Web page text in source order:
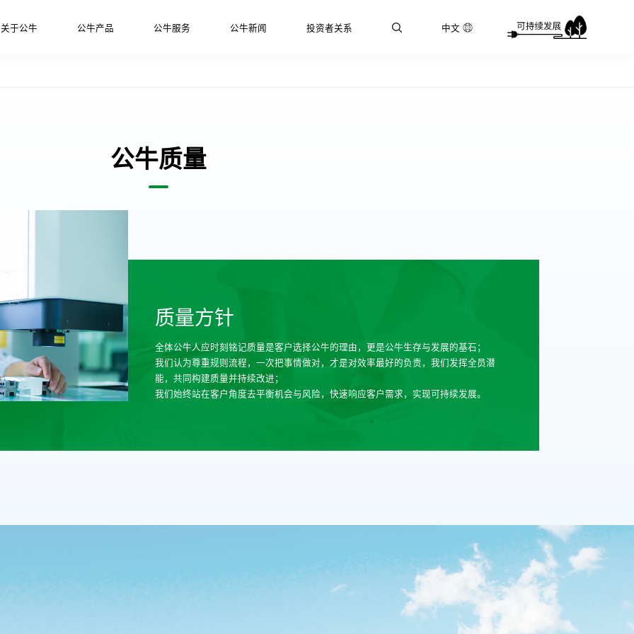
关于公牛 公牛产品 公牛服务 公牛新闻 投资者关系 中文
公牛质量
质量方针
全体公牛人应时刻铭记质量是客户选择公牛的理由，更是公牛生存与发展的基石；
我们认为尊重规则流程，一次把事情做对，才是对效率最好的负责，我们发挥全员潜
能，共同构建质量并持续改进；
我们始终站在客户角度去平衡机会与风险，快速响应客户需求，实现可持续发展。